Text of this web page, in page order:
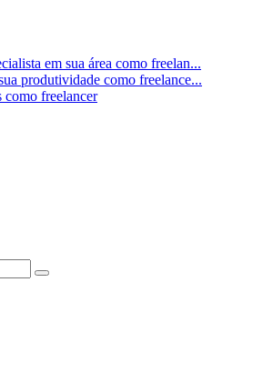
em sua área como freelan...
produtividade como freelance...
como freelancer